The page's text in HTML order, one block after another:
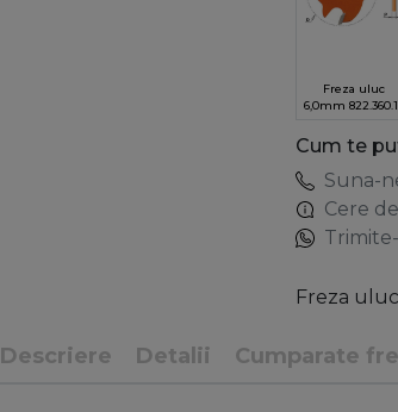
Freza uluc
6,0mm
Cum te
Suna-
Cere
Freza uluc
Descriere Detalii Cumparate